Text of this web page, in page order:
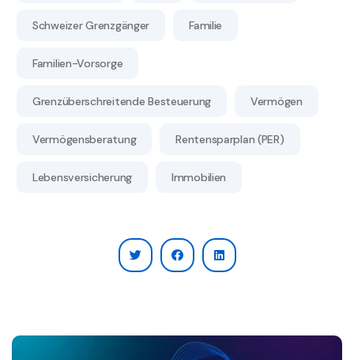
Schweizer Grenzgänger Familie
Familien-Vorsorge
Grenzüberschreitende Besteuerung Vermögen
Vermögensberatung Rentensparplan (PER)
Lebensversicherung Immobilien